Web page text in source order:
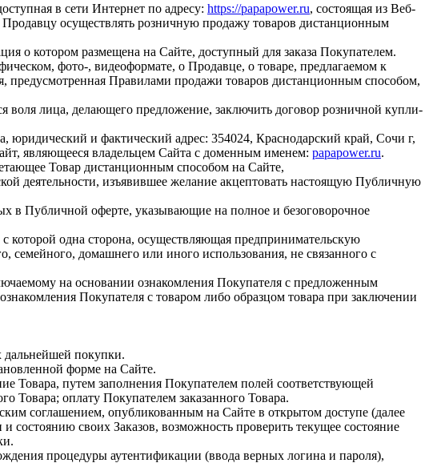
в сети Интернет по адресу: https://papapower.ru, состоящая из Веб-
осуществлять розничную продажу товаров дистанционным
о котором размещена на Сайте, доступный для заказа Покупателем.
фото-, видеоформате, о Продавце, о товаре, предлагаемом к
предусмотренная Правилами продажи товаров дистанционным способом,
воля лица, делающего предложение, заключить договор розничной купли-
и фактический адрес: 354024, Краснодарский край, Сочи г,
являющееся владельцем Сайта с доменным именем: papapower.ru.
Товар дистанционным способом на Сайте,
деятельности, изъявившее желание акцептовать настоящую Публичную
Публичной оферте, указывающие на полное и безоговорочное
которой одна сторона, осуществляющая предпринимательскую
семейного, домашнего или иного использования, не связанного с
на основании ознакомления Покупателя с предложенным
Покупателя с товаром либо образцом товара при заключении
дальнейшей покупки.
форме на Сайте.
путем заполнения Покупателем полей соответствующей
Товара; оплату Покупателем заказанного Товара.
соглашением, опубликованным на Сайте в открытом доступе (далее
своих Заказов, возможность проверить текущее состояние
процедуры аутентификации (ввода верных логина и пароля),